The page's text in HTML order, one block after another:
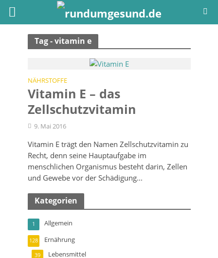
Tag - vitamin e
NÄHRSTOFFE
Vitamin E – das
Zellschutzvitamin
9. Mai 2016
Vitamin E trägt den Namen Zellschutzvitamin zu
Recht, denn seine Hauptaufgabe im
menschlichen Organismus besteht darin, Zellen
und Gewebe vor der Schädigung...
Kategorien
Allgemein
1
Ernährung
128
Lebensmittel
39